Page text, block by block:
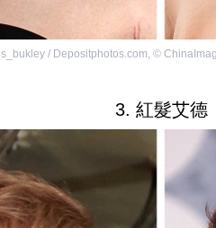
s_bukley / Depositphotos.com, ©
3. 紅髮艾德